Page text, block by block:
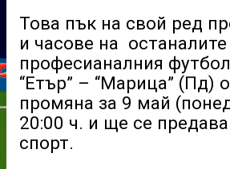
Това пък на свой ред
и часове на
професианалния
“Етър” – “Марица” (Пд)
промяна за 9 май
20:00 ч. и ще се
спорт.